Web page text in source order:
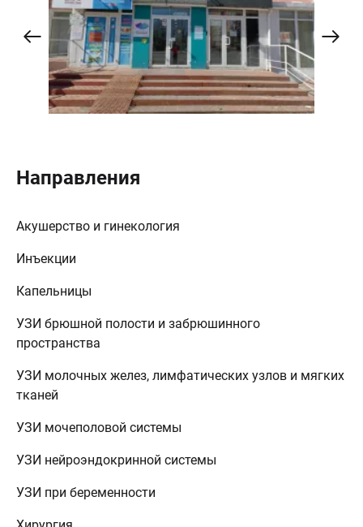
Направления
Акушерство и гинекология
Инъекции
Капельницы
УЗИ брюшной полости и забрюшинного
пространства
УЗИ молочных желез, лимфатических узлов и мягких
тканей
УЗИ мочеполовой системы
УЗИ нейроэндокринной системы
УЗИ при беременности